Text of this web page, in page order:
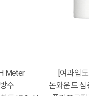
Meter
수
[여과입
논와운드